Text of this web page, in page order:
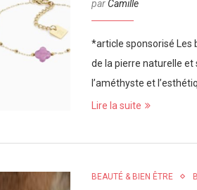
parCamille
*article sponsorisé Les
de la pierre naturelle
l’améthyste et
Lire la suite
BEAUTÉ & BIEN ÊTRE